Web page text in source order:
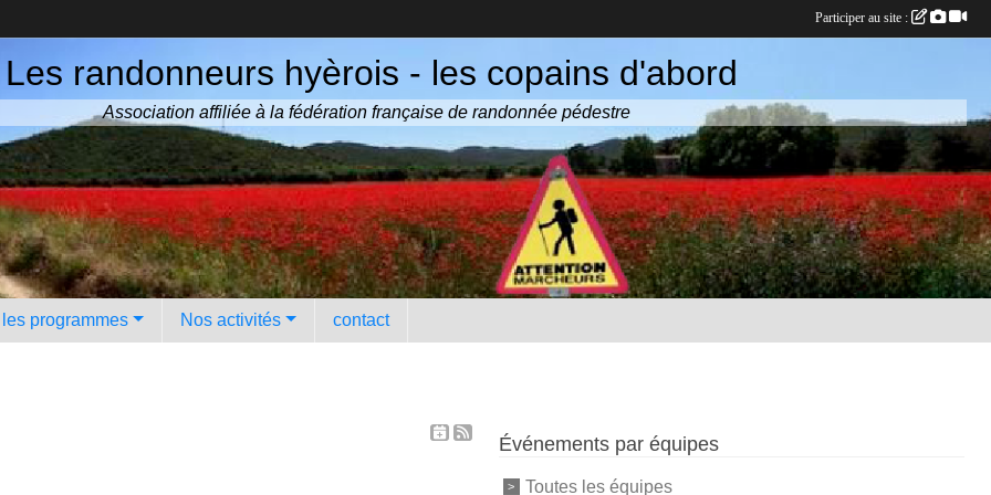
Les randonneurs hyèrois - les copains d'abord
Association affiliée à la fédération française de randonnée pédestre
programmes Nos activités contact
Événements par équipes
Toutes les équipes
Participer au site :